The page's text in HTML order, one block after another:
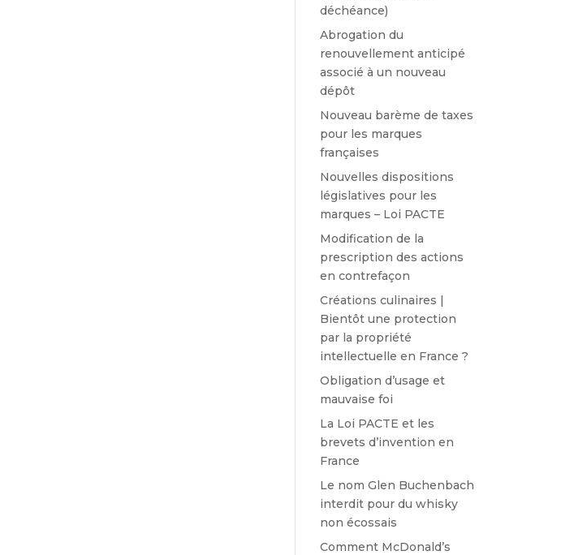
déchéance)
Abrogation du
renouvellement anticipé
associé à un nouveau
dépôt
Nouveau barème de taxes
pour les marques
françaises
Nouvelles dispositions
législatives pour les
marques – Loi PACTE
Modification de la
prescription des actions
en contrefaçon
Créations culinaires |
Bientôt une protection
par la propriété
intellectuelle en France ?
Obligation d’usage et
mauvaise foi
La Loi PACTE et les
brevets d’invention en
France
Le nom Glen Buchenbach
interdit pour du whisky
non écossais
Comment McDonald’s